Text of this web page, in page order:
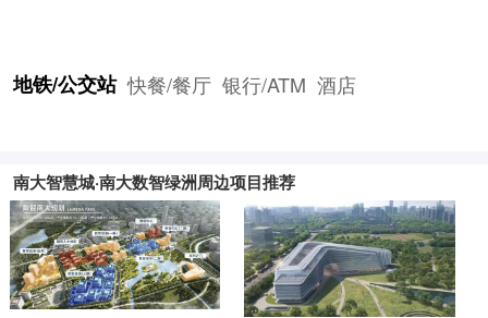
地铁/公交站 快餐/餐厅 银行/ATM 酒店
南大智慧城·南大数智绿洲周边项目推荐